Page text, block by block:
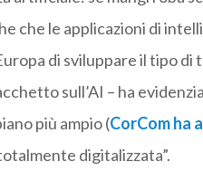
che le applicazioni di
di sviluppare il tipo
sull’AI – ha
più ampio (CorCom ha
digitalizzata”.